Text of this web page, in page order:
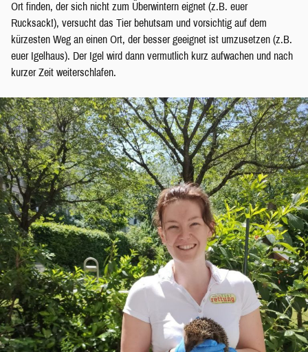
Ort finden, der sich nicht zum Überwintern eignet (z.B. euer
Rucksack!), versucht das Tier behutsam und vorsichtig auf dem
kürzesten Weg an einen Ort, der besser geeignet ist umzusetzen (z.B.
euer Igelhaus). Der Igel wird dann vermutlich kurz aufwachen und nach
kurzer Zeit weiterschlafen.